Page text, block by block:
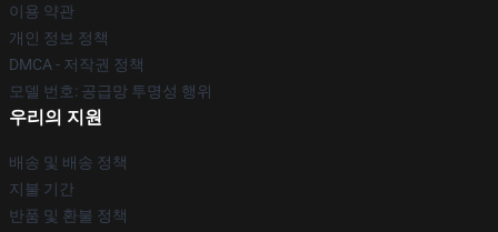
이용 약관
개인 정보 정책
DMCA - 저작권 정책
모델 번호: 공급망 투명성 행위
우리의 지원
배송 및 배송 정책
지불 기간
반품 및 환불 정책